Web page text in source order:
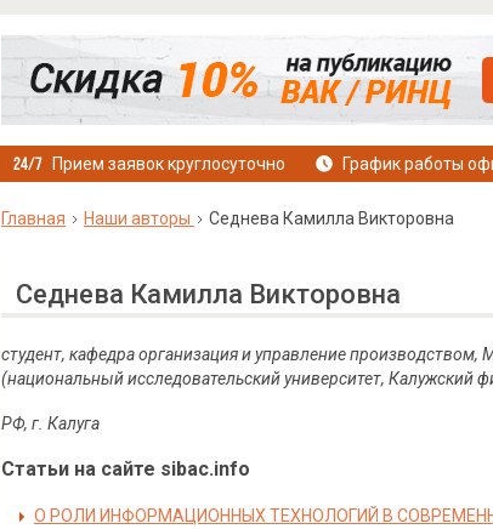
Прием заявок круглосуточно График работы
Главная Наши авторы Седнева Камилла Викторовна
Седнева Камилла Викторовна
студент, кафедра организация и управление
(национальный исследовательский университет, Калужский
РФ, г. Калуга
Статьи на сайте sibac.info
О РОЛИ ИНФОРМАЦИОННЫХ ТЕХНОЛОГИЙ В